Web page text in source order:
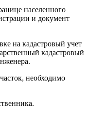
населенного
и документ
на кадастровый учет
кадастровый
необходимо